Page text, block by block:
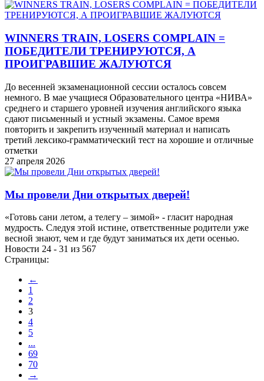
WINNERS TRAIN, LOSERS COMPLAIN =
ПОБЕДИТЕЛИ ТРЕНИРУЮТСЯ, А
ПРОИГРАВШИЕ ЖАЛУЮТСЯ
До весенней экзаменационной сессии осталось совсем
немного. В мае учащиеся Образовательного центра «НИВА»
среднего и старшего уровней изучения английского языка
сдают письменный и устный экзамены. Самое время
повторить и закрепить изученный материал и написать
третий лексико-грамматический тест на хорошие и отличные
отметки
27 апреля 2026
Мы провели Дни открытых дверей!
«Готовь сани летом, а телегу – зимой» - гласит народная
мудрость. Следуя этой истине, ответственные родители уже
весной знают, чем и где будут заниматься их дети осенью.
Новости 24 - 31 из 567
Страницы:
←
1
2
3
4
5
...
69
70
→